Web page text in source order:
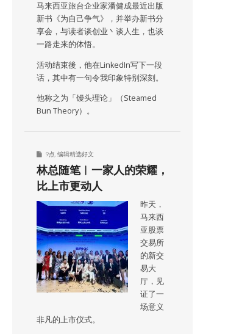
马来西亚旅台企业家潘健成最近出版
新书《为自己争气》，并举办新书分
享会，与读者谈创业丶谈人生，也谈
一路走来的体悟。
活动结束後，他在LinkedIn写下一段
话，其中有一句令我印象特别深刻。
他称之为「馒头理论」（Steamed
Bun Theory）。
9点 编辑精选好文
林总随笔︱一家人的荣耀，
比上市更动人
昨天，
马来西
亚股票
交易所
的新交
易大
厅，见
证了一
场意义
非凡的上市仪式。